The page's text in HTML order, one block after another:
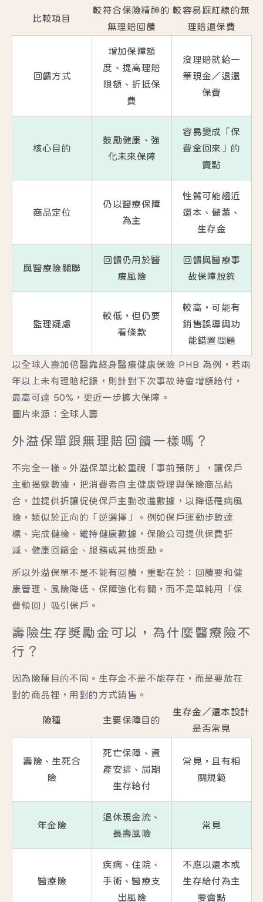
比較項目
較符合保險精神的
無理賠回饋
較容易踩紅線的無
理賠退保費
回饋方式
增加保障額
度、提高理賠
限額、折抵保
費
沒理賠就給一
筆現金／退還
保費
核心目的
鼓勵健康、強
化未來保障
容易變成「保
費拿回來」的
賣點
商品定位
仍以醫療保障
為主
性質可能趨近
還本、儲蓄、
生存金
與醫療險關聯
回饋仍用於醫
療風險
回饋與醫療事
故保障脫鉤
監理疑慮
較低，但仍要
看條款
較高，可能有
銷售誤導與功
能錯置問題
以全球人壽加倍醫靠終身醫療健康保險 PHB 為例，若兩
年以上未有理賠紀錄，則針對下次事故時會增額給付，
最高可達 50%，更近一步擴大保障。
圖片來源：全球人壽
外溢保單跟無理賠回饋一樣嗎？
不完全一樣。 外溢保單 比較重視「事前預防」，讓保戶
主動揭露數據，把消費者自主健康管理與保險商品結
合，並提供折讓促使保戶主動改進數據，以降低罹病風
險，類似於正向的「逆選擇」。例如保戶運動步數達
標、完成健檢、維持健康數據，保險公司提供保費折
減、健康回饋金、服務或其他獎勵。
所以外溢保單不是不能有回饋，重點在於： 回饋要和健
康管理、風險降低、保障強化有關，而不是單純用「保
費領回」吸引保戶。
壽險生存獎勵金可以，為什麼醫療險不
行？
因為險種目的不同。生存金不是不能存在，而是要放在
對的商品裡，用對的方式銷售。
險種 主要保障目的
生存金／還本設計
是否常見
壽險、生死合
險
死亡保障、資
產安排、屆期
生存給付
常見，且有相
關規範
年金險
退休現金流、
長壽風險
常見
醫療險
疾病、住院、
手術、醫療支
出風險
不應以還本或
生存給付為主
要賣點